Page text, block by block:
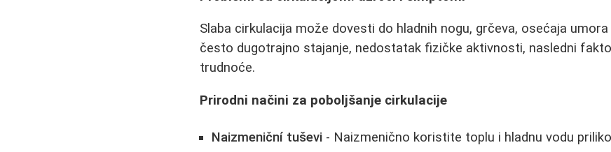
Slaba cirkulacija može dovesti do hladnih nogu, grčeva, osećaja
često dugotrajno stajanje, nedostatak fizičke aktivnosti, nasledni
trudnoće.
Prirodni načini za poboljšanje cirkulacije
Naizmeniční tuševi - Naizmenično koristite toplu i hladnu vodu